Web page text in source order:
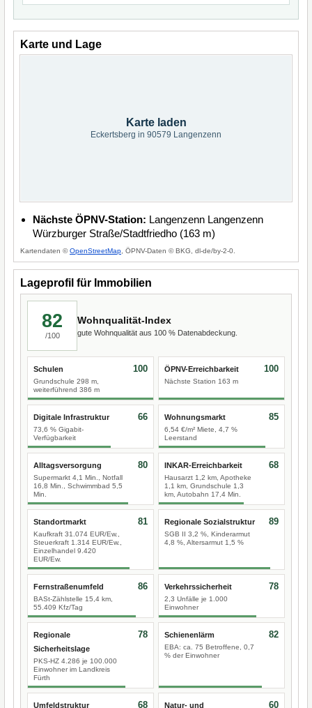
Karte und Lage
Karte laden
Eckertsberg in 90579 Langenzenn
Nächste ÖPNV-Station: Langenzenn Langenzenn
Würzburger Straße/Stadtfriedho (163 m)
Kartendaten ©OpenStreetMap , ÖPNV-Daten © BKG, dl-de/by-2-0.
Lageprofil für Immobilien
82
/100
Wohnqualität-Index
gute Wohnqualität aus 100 % Datenabdeckung.
Schulen
Grundschule 298 m,
weiterführend 386 m
100 ÖPNV-Erreichbarkeit
Nächste Station 163 m
100
Digitale Infrastruktur
73,6 % Gigabit-
Verfügbarkeit
66 Wohnungsmarkt
6,54 €/m² Miete, 4,7 %
Leerstand
85
Alltagsversorgung
Supermarkt 4,1 Min., Notfall
16,8 Min., Schwimmbad 5,5
Min.
80 INKAR-Erreichbarkeit
Hausarzt 1,2 km, Apotheke
1,1 km, Grundschule 1,3
km, Autobahn 17,4 Min.
68
Standortmarkt
Kaufkraft 31.074 EUR/Ew.,
Steuerkraft 1.314 EUR/Ew.,
Einzelhandel 9.420
EUR/Ew.
81 Regionale Sozialstruktur
SGB II 3,2 %, Kinderarmut
4,8 %, Altersarmut 1,5 %
89
Fernstraßenumfeld
BASt-Zählstelle 15,4 km,
55.409 Kfz/Tag
86 Verkehrssicherheit
2,3 Unfälle je 1.000
Einwohner
78
Regionale
Sicherheitslage
PKS-HZ 4.286 je 100.000
Einwohner im Landkreis
Fürth
78 Schienenlärm
EBA: ca. 75 Betroffene, 0,7
% der Einwohner
82
Umfeldstruktur 68 Natur- und 60